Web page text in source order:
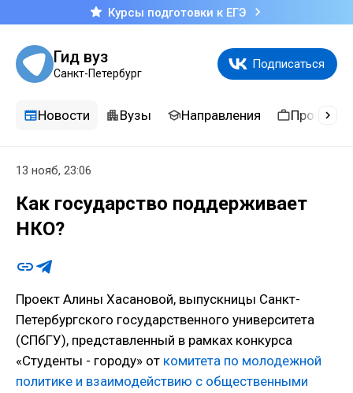
Курсы подготовки к ЕГЭ
Гид вуз
Санкт-Петербург
Подписаться
Новости Вузы Направления
13 нояб, 23:06
Как государство поддерживает
НКО?
Проект Алины Хасановой, выпускницы Санкт-
Петербургского государственного университета
(СПбГУ), представленный в рамках конкурса
«Студенты - городу» от комитета по молодежной
политике и взаимодействию с общественными